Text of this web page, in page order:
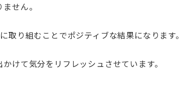
せん。
り組むことでポジティブな結果になります。
けて気分をリフレッシュさせています。